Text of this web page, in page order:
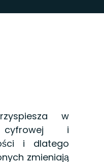
w
cyfrowej i
i dlatego
zmieniają